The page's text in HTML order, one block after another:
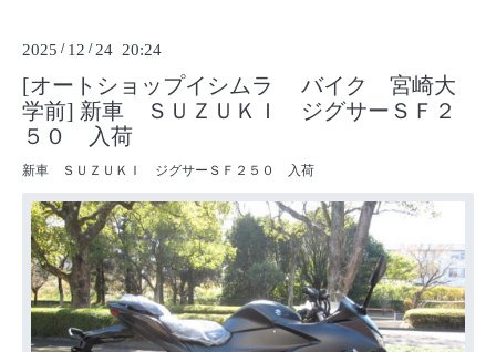
2025 / 12 / 24 20:24
[オートショップイシムラ バイク 宮崎大
学前] 新車 ＳＵＺＵＫＩ ジグサーＳＦ２
５０ 入荷
新車 ＳＵＺＵＫＩ ジグサーＳＦ２５０ 入荷